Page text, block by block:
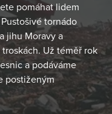
pomáhat lidem
tornádo
jihu Moravy a
Už téměř rok
a podáváme
postiženým